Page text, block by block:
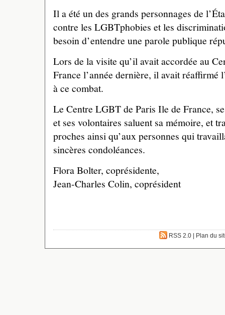
Il a été un des grands personnages de
contre les LGBTphobies et les
besoin d’entendre une parole publique
Lors de la visite qu’il avait accordée au
France l’année dernière, il avait réaffirmé
à ce combat.
Le Centre LGBT de Paris Ile de France,
et ses volontaires saluent sa mémoire, et
proches ainsi qu’aux personnes qui
sincères condoléances.
Flora Bolter, coprésidente,
Jean-Charles Colin, coprésident
RSS 2.0 Plan du